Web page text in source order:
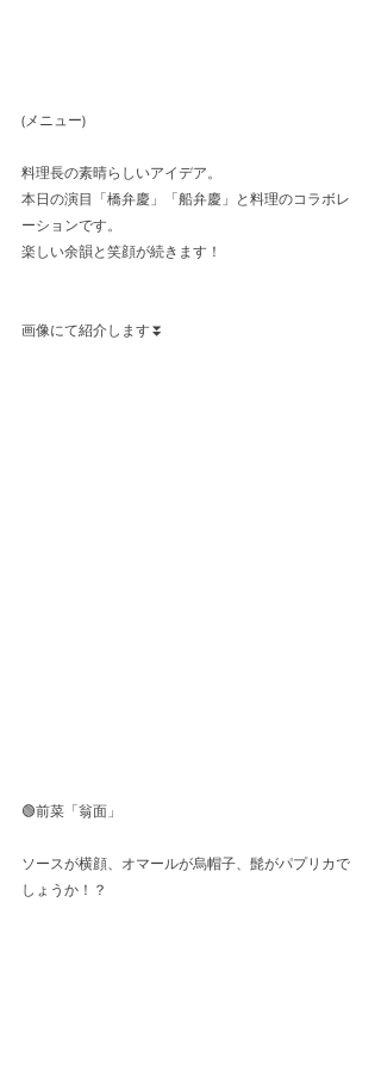
(メニュー)
料理長の素晴らしいアイデア。
本日の演目「橋弁慶」「船弁慶」と料理のコラボレ
ーションです。
楽しい余韻と笑顔が続きます！
画像にて紹介します⏬
🟢前菜「翁面」
ソースが横顔、オマールが烏帽子、髭がパプリカで
しょうか！？